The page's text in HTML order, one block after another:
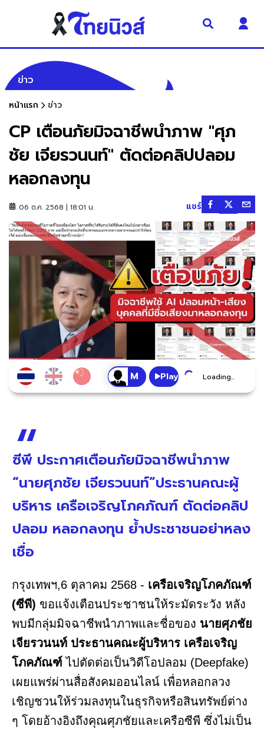
ข่าว
หน้าแรก ข่าว
CP เตือนภัยมิจฉาชีพนำภาพ "ศุภ
ชัย เจียรวนนท์" ตัดต่อคลิปปลอม
หลอกลงทุน
06 ต.ค. 2568 | 18:01 น. แชร์
Play Loading...
ซีพี ประกาศเตือนภัยมิจฉาชีพนำภาพ
“นายศุภชัย เจียรวนนท์”ประธานคณะผู้
บริหาร เครือเจริญโภคภัณฑ์ ตัดต่อคลิป
ปลอม หลอกลงทุน ย้ำประชาชนอย่าหลง
เชื่อ
กรุงเทพฯ,6 ตุลาคม 2568 - เครือเจริญโภคภัณฑ์
(ซีพี) ขอแจ้งเตือนประชาชนให้ระมัดระวัง หลัง
พบมีกลุ่มมิจฉาชีพนำภาพและชื่อของ นายศุภชัย
เจียรวนนท์ ประธานคณะผู้บริหาร เครือเจริญ
โภคภัณฑ์ไปตัดต่อเป็นวิดีโอปลอม (Deepfake)
เผยแพร่ผ่านสื่อสังคมออนไลน์ เพื่อหลอกลวง
เชิญชวนให้ร่วมลงทุนในธุรกิจหรือสินทรัพย์ต่าง
ๆ โดยอ้างอิงถึงคุณศุภชัยและเครือซีพี ซึ่งไม่เป็น